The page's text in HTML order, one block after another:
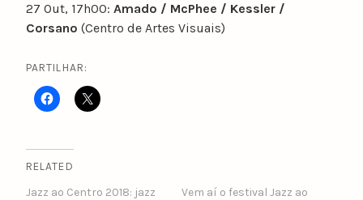
27 Out, 17h00: Amado / McPhee / Kessler /
Corsano (Centro de Artes Visuais)
PARTILHAR:
RELATED
Jazz ao Centro 2018: jazz
Vem aí o festival Jazz ao